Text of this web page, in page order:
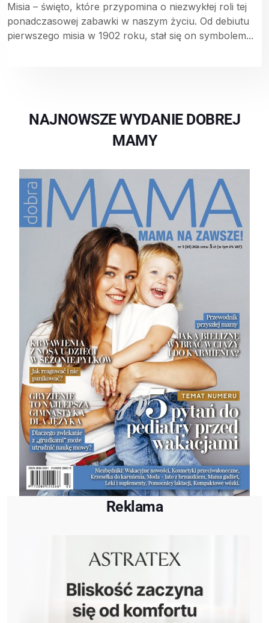
Misia – święto, które przypomina o niezwykłej roli tej
ponadczasowej zabawki w naszym życiu. Od debiutu
pierwszego misia w 1902 roku, stał się on symbolem...
NAJNOWSZE WYDANIE DOBREJ
MAMY
Reklama